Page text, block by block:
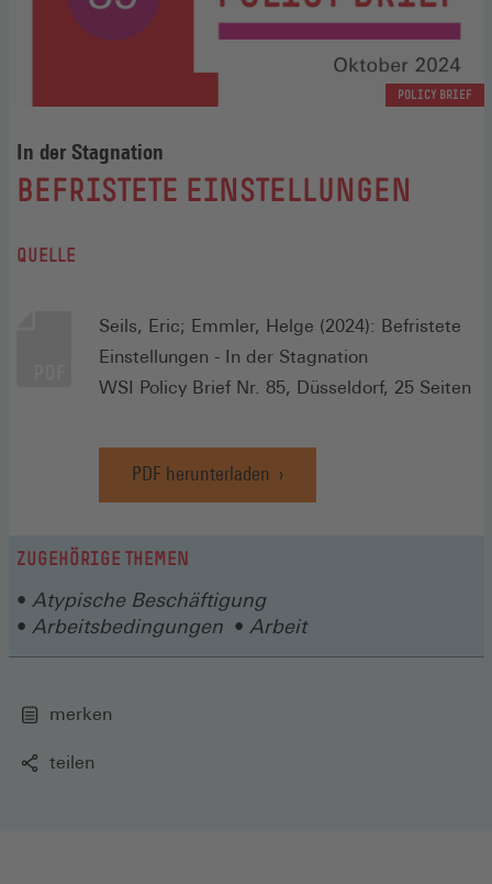
POLICY BRIEF
In der Stagnation
:
BEFRISTETE EINSTELLUNGEN
QUELLE
Seils, Eric; Emmler, Helge (2024): Befristete
Einstellungen - In der Stagnation
WSI Policy Brief Nr. 85, Düsseldorf, 25 Seiten
PDF herunterladen
ZUGEHÖRIGE THEMEN
Atypische Beschäftigung
Arbeitsbedingungen
Arbeit
merken
teilen